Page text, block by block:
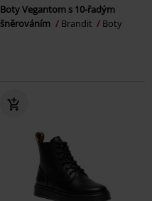
Boty Vegantom s 10-řadým
šněrováním
Brandit Boty